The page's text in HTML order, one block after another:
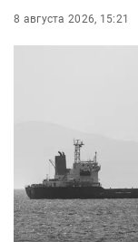
8 августа 2026, 15:21